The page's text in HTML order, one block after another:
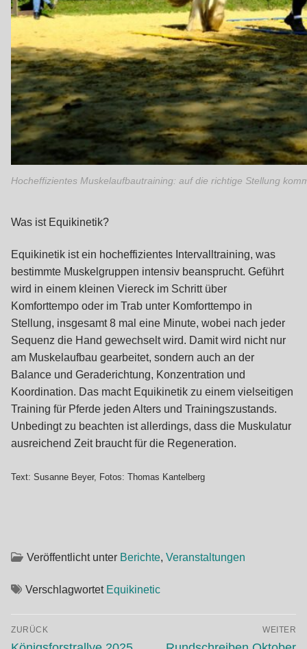
Hocheffizientes Muskelaufbautraining: auf die richtige Stellung
Was ist Equikinetik?
Equikinetik ist ein hocheffizientes Intervalltraining, was
bestimmte Muskelgruppen intensiv beansprucht. Geführt
wird in einem kleinen Viereck im Schritt über
Komforttempo oder im Trab unter Komforttempo in
Stellung, insgesamt 8 mal eine Minute, wobei nach jeder
Sequenz die Hand gewechselt wird. Damit wird nicht nur
am Muskelaufbau gearbeitet, sondern auch an der
Balance und Geraderichtung, Konzentration und
Koordination. Das macht Equikinetik zu einem vielseitigen
Training für Pferde jeden Alters und Trainingszustands.
Unbedingt zu beachten ist allerdings, dass die Muskulatur
ausreichend Zeit braucht für die Regeneration.
Text: Susanne Beyer, Fotos: Thomas Kantelberg
Veröffentlicht unter Berichte, Veranstaltungen
Verschlagwortet Equikinetic
Beitragsnavigation
ZURÜCK
Vorheriger
WEITER
Nächster